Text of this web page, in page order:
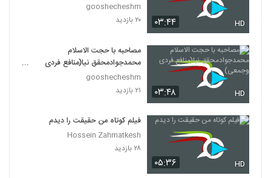
۰۳:۴۴ HD
gooshecheshm
۲۰ بازدید
۰۳:۴۸ HD
مصاحبه با حجت الاسلام
محمدجوادمحقق نیا(منافع فردی
وجمعی)
gooshecheshm
۲۱ بازدید
۰۵:۳۶ HD
فیلم کوتاه من حقیقت را دیدم
Hossein Zahmatkesh
۲۸ بازدید